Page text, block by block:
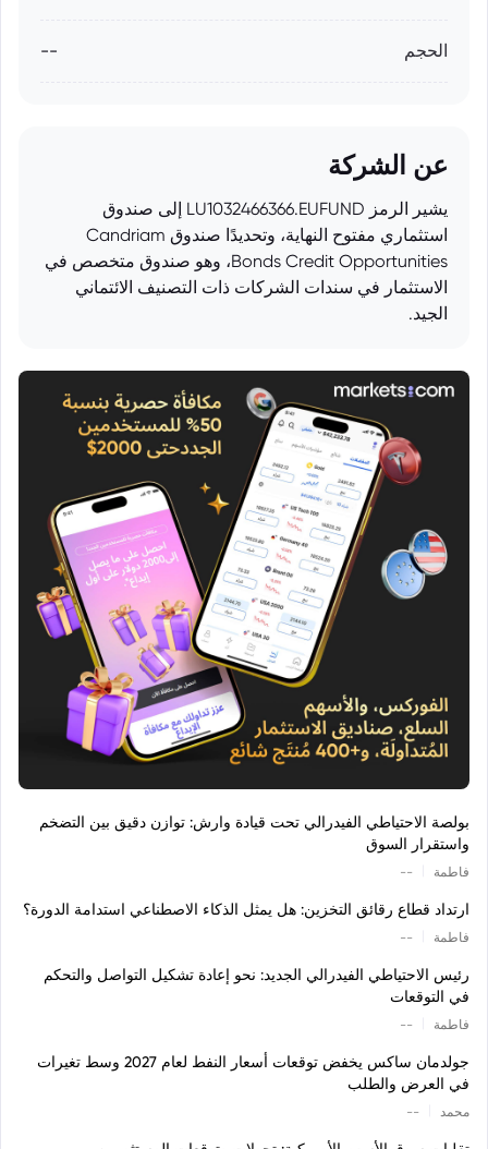
الحجم --
عن الشركة
يشير الرمز LU1032466366.EUFUND إلى صندوق
استثماري مفتوح النهاية، وتحديدًا صندوق Candriam
Bonds Credit Opportunities، وهو صندوق متخصص في
الاستثمار في سندات الشركات ذات التصنيف الائتماني
الجيد.
بولصة الاحتياطي الفيدرالي تحت قيادة وارش: توازن دقيق بين التضخم
واستقرار السوق
فاطمة --
ارتداد قطاع رقائق التخزين: هل يمثل الذكاء الاصطناعي استدامة الدورة؟
فاطمة --
رئيس الاحتياطي الفيدرالي الجديد: نحو إعادة تشكيل التواصل والتحكم
في التوقعات
فاطمة --
جولدمان ساكس يخفض توقعات أسعار النفط لعام 2027 وسط تغيرات
في العرض والطلب
محمد --